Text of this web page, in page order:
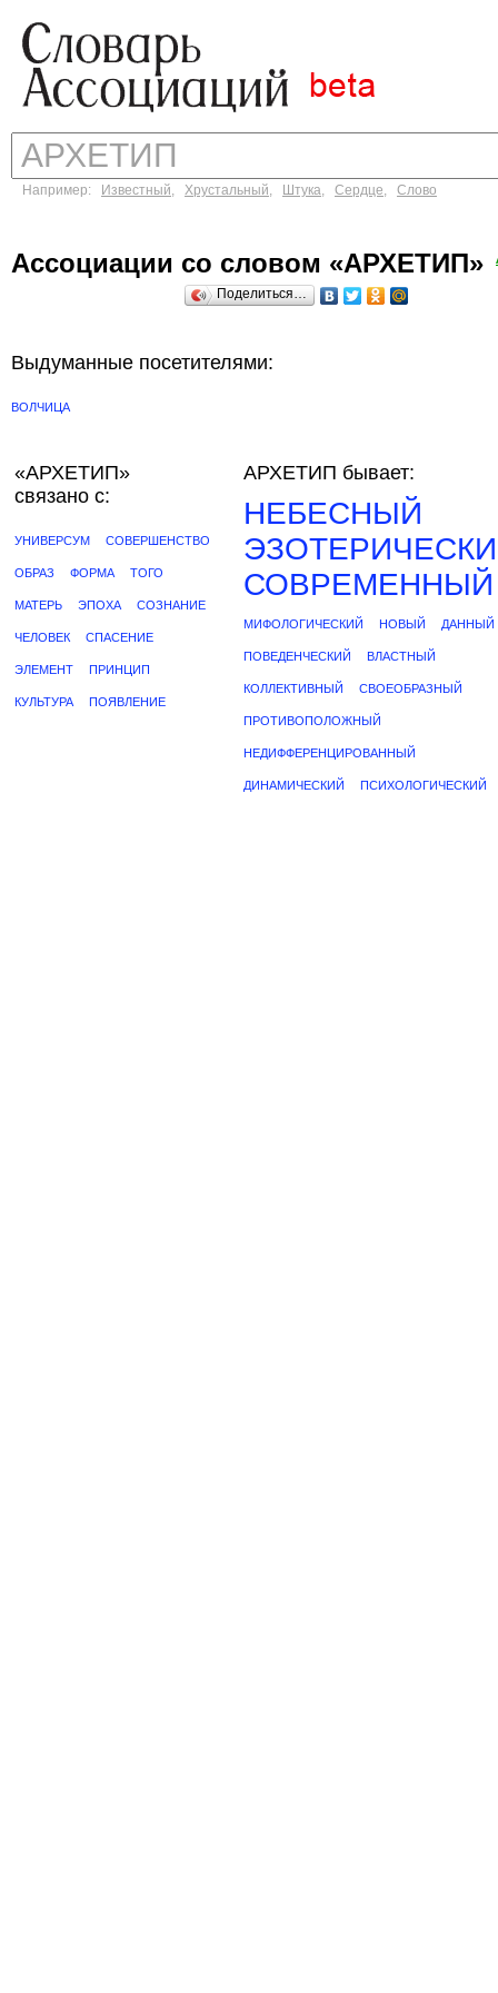
Например: Известный, Хрустальный, Штука, Сердце, Слово
Ассоциации со словом «АРХЕТИП»
Поделиться…
Выдуманные посетителями:
ВОЛЧИЦА
«АРХЕТИП»
связано с:
УНИВЕРСУМ СОВЕРШЕНСТВО
ОБРАЗ ФОРМА ТОГО
МАТЕРЬ ЭПОХА СОЗНАНИЕ
ЧЕЛОВЕК СПАСЕНИЕ
ЭЛЕМЕНТ ПРИНЦИП
КУЛЬТУРА ПОЯВЛЕНИЕ
АРХЕТИП бывает:
НЕБЕСНЫЙ
СОВРЕМЕННЫЙ
МИФОЛОГИЧЕСКИЙ НОВЫЙ ДАННЫЙ
ПОВЕДЕНЧЕСКИЙ ВЛАСТНЫЙ
КОЛЛЕКТИВНЫЙ СВОЕОБРАЗНЫЙ
ПРОТИВОПОЛОЖНЫЙ
НЕДИФФЕРЕНЦИРОВАННЫЙ
ДИНАМИЧЕСКИЙ ПСИХОЛОГИЧЕСКИЙ